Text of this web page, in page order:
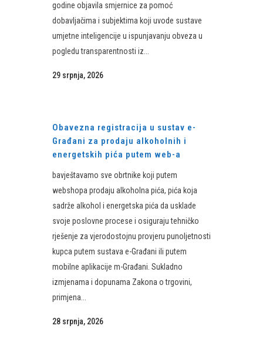
godine objavila smjernice za pomoć
dobavljačima i subjektima koji uvode sustave
umjetne inteligencije u ispunjavanju obveza u
pogledu transparentnosti iz...
29 srpnja, 2026
Obavezna registracija u sustav e-
Građani za prodaju alkoholnih i
energetskih pića putem web-a
bavještavamo sve obrtnike koji putem
webshopa prodaju alkoholna pića, pića koja
sadrže alkohol i energetska pića da usklade
svoje poslovne procese i osiguraju tehničko
rješenje za vjerodostojnu provjeru punoljetnosti
kupca putem sustava e-Građani ili putem
mobilne aplikacije m-Građani. Sukladno
izmjenama i dopunama Zakona o trgovini,
primjena...
28 srpnja, 2026